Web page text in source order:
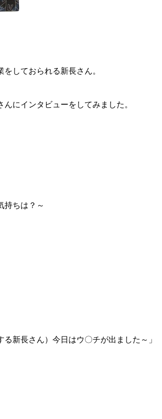
しておられる新長さん。
にインタビューをしてみました。
持ちは？～
新長さん）今日はウ〇チが出ました～」